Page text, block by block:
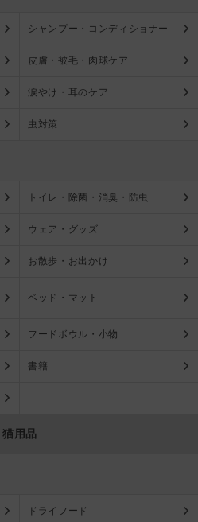
シャンプー・コンディショナー
皮膚・被毛・肉球ケア
涙やけ・耳のケア
虫対策
トイレ・除菌・消臭・防虫
ウェア・グッズ
お散歩・お出かけ
ベッド・マット
フードボウル・小物
書籍
猫用品
ドライフード